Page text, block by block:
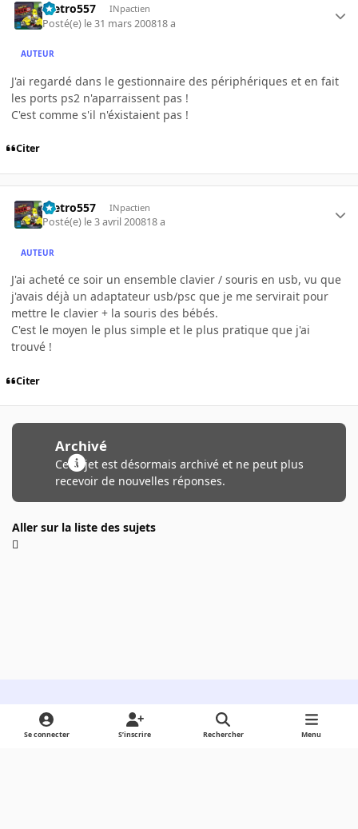
metro557 INpactien
Posté(e) le 31 mars 200818 a
AUTEUR
J'ai regardé dans le gestionnaire des périphériques et en fait
les ports ps2 n'aparraissent pas !
C'est comme s'il n'éxistaient pas !
Citer
metro557 INpactien
Posté(e) le 3 avril 200818 a
AUTEUR
J'ai acheté ce soir un ensemble clavier / souris en usb, vu que
j'avais déjà un adaptateur usb/psc que je me servirait pour
mettre le clavier + la souris des bébés.
C'est le moyen le plus simple et le plus pratique que j'ai
trouvé !
Citer
Archivé
Ce sujet est désormais archivé et ne peut plus
recevoir de nouvelles réponses.
Aller sur la liste des sujets
Light ModeDark ModeSystem Preference
Se connecter S’inscrire Rechercher Menu